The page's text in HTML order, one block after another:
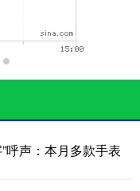
呼声：本月多款手表